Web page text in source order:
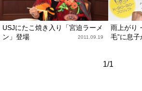
USJにたこ焼き入り「宮迫ラーメ
ン」登場
2011.09.19
雨上がり
毛”に息
1/1